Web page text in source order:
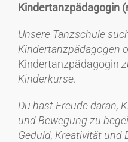
Kindertanzpädagogin
Unsere Tanzschule
Kindertanzpädagogen
Kindertanzpädagogin
Kinderkurse.
Du hast Freude daran,
und Bewegung zu
Geduld, Kreativität und